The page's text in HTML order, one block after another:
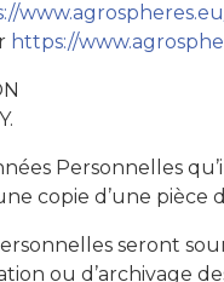
https://
Personnelles
copie d’une pièce
seront
ou d’archivage